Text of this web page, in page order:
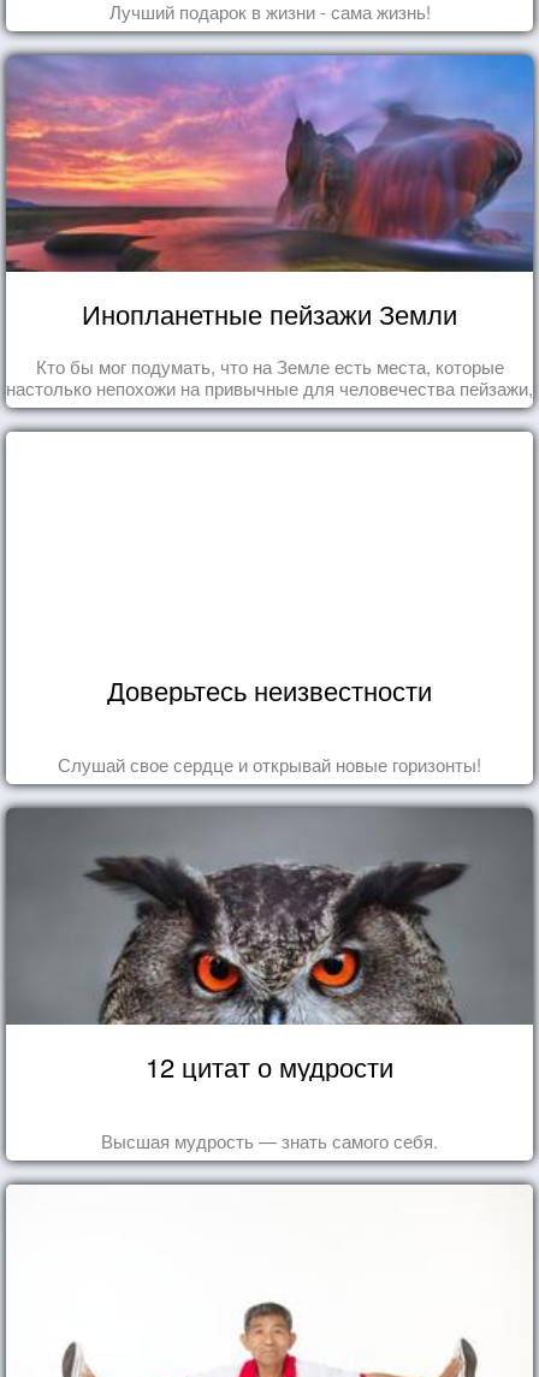
Лучший подарок в жизни - сама жизнь!
Инопланетные пейзажи Земли
Кто бы мог подумать, что на Земле есть места, которые
настолько непохожи на привычные для человечества пейзажи,
что кажутся и вовсе инопланетными!
Доверьтесь неизвестности
Слушай свое сердце и открывай новые горизонты!
12 цитат о мудрости
Высшая мудрость — знать самого себя.